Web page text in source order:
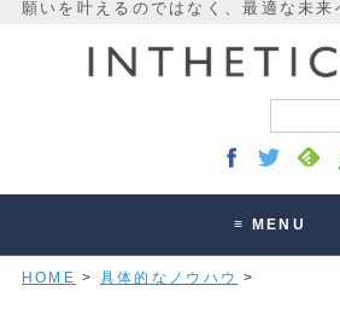
≡ MENU
未来最適化とは
HOME > 具体的なノウハウ >